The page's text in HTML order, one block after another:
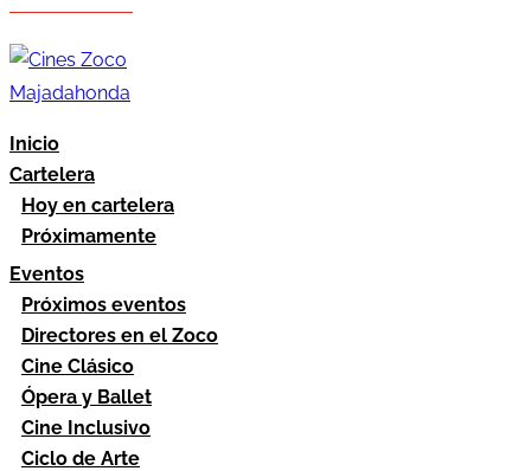
Inicio
Cartelera
Hoy en cartelera
Próximamente
Eventos
Próximos eventos
Directores en el Zoco
Cine Clásico
Ópera y Ballet
Cine Inclusivo
Ciclo de Arte